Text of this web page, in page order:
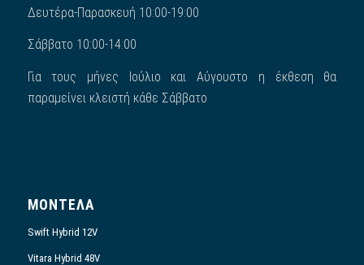
Δευτέρα-Παρασκευή 10:00-19:00
Σάββατο 10:00-14:00
Για τους μήνες Ιούλιο και Αύγουστο η έκθεση θα
παραμείνει κλειστή κάθε Σάββατο
ΜΟΝΤΕΛΑ
Swift Hybrid 12V
Vitara Hybrid 48V